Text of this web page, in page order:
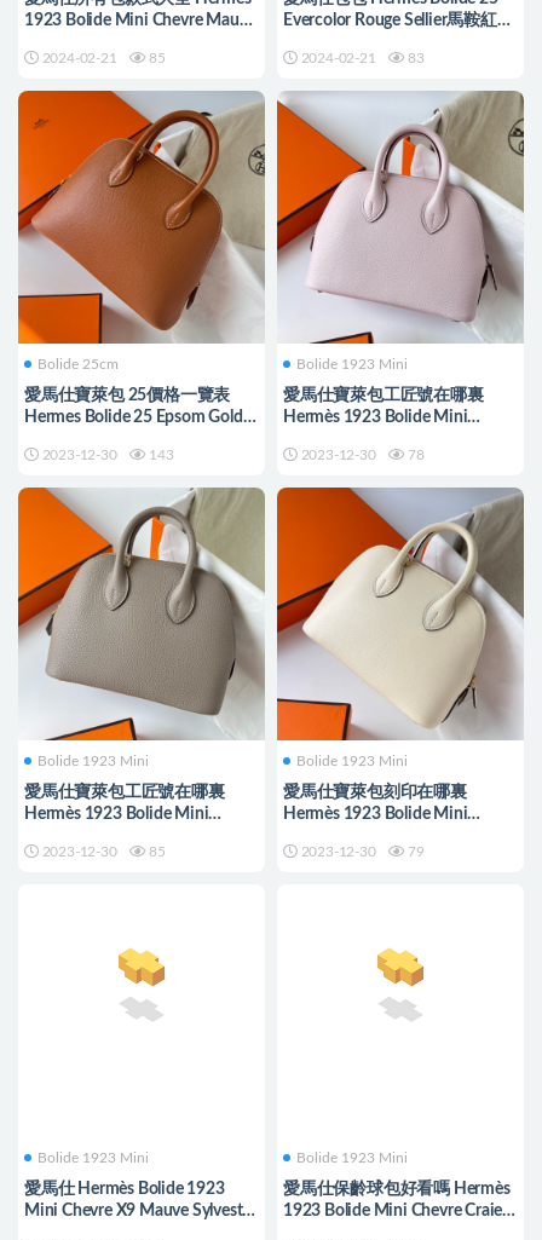
1923 Bolide Mini Chevre Mauve
2024-02-21 85
Evercolor Rouge Sellier馬鞍紅拼
2024-02-21 83
Bolide 25cm
愛馬仕寶萊包 25價格一覽表
Hermes Bolide 25 Epsom Gold
2023-12-30 143
Bolide 1923 Mini
愛馬仕寶萊包工匠號在哪裏
Hermès 1923 Bolide Mini
2023-12-30 78
Bolide 1923 Mini
愛馬仕寶萊包工匠號在哪裏
Hermès 1923 Bolide Mini
2023-12-30 85
Bolide 1923 Mini
愛馬仕寶萊包刻印在哪裏
Hermès 1923 Bolide Mini
2023-12-30 79
Bolide 1923 Mini
愛馬仕 Hermès Bolide 1923
Mini Chevre X9 Mauve Sylvestre
Bolide 1923 Mini
愛馬仕保齡球包好看嗎 Hermès
1923 Bolide Mini Chevre Craie